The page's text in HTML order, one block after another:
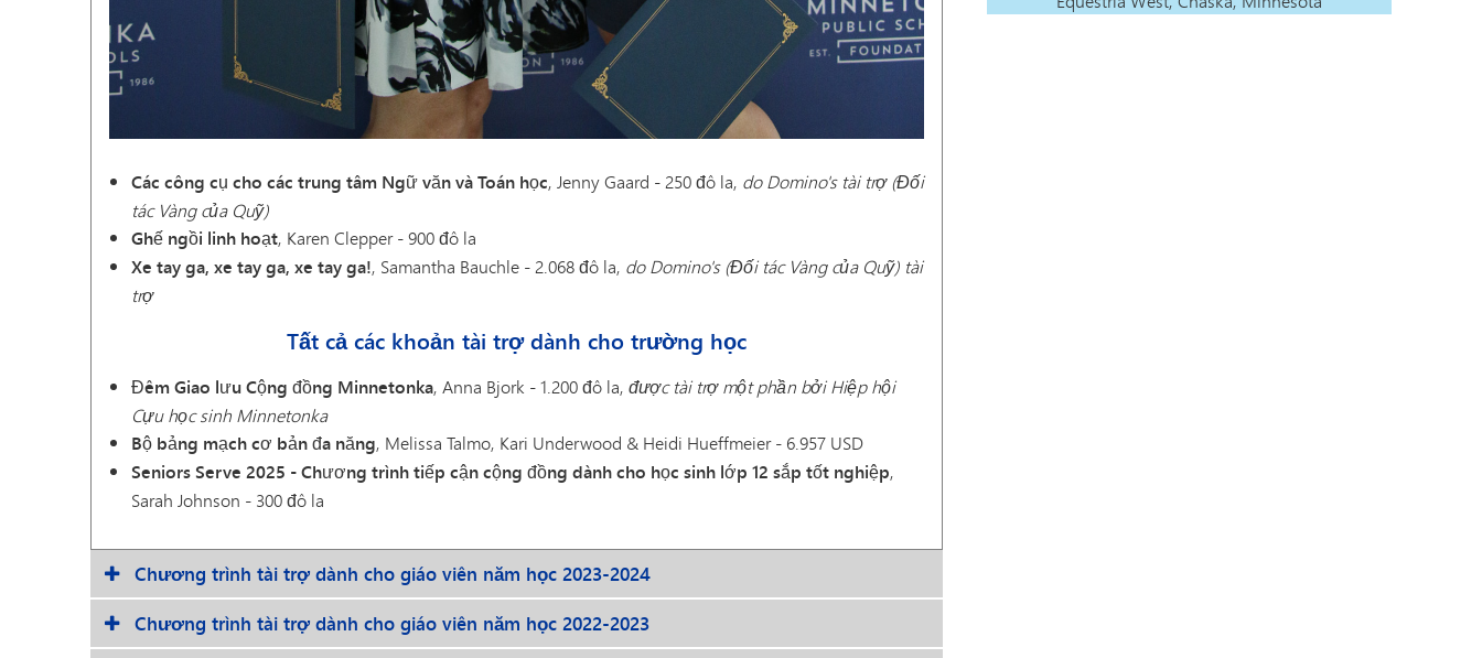
Các công cụ cho các trung tâm Ngữ văn và Toán học, Jenny Gaard - 250 đô la, do Domino's tài trợ (Đối
tác Vàng của Quỹ)
Ghế ngồi linh hoạt, Karen Clepper - 900 đô la
Xe tay ga, xe tay ga, xe tay ga!, Samantha Bauchle - 2.068 đô la, do Domino's (Đối tác Vàng của Quỹ) tài
trợ
Tất cả các khoản tài trợ dành cho trường học
Đêm Giao lưu Cộng đồng Minnetonka, Anna Bjork - 1.200 đô la, được tài trợ một phần bởi Hiệp hội
Cựu học sinh Minnetonka
Bộ bảng mạch cơ bản đa năng, Melissa Talmo, Kari Underwood & Heidi Hueffmeier - 6.957 USD
Seniors Serve 2025 - Chương trình tiếp cận cộng đồng dành cho học sinh lớp 12 sắp tốt nghiệp,
Sarah Johnson - 300 đô la
Chương trình tài trợ dành cho giáo viên năm học 2023-2024
Chương trình tài trợ dành cho giáo viên năm học 2022-2023